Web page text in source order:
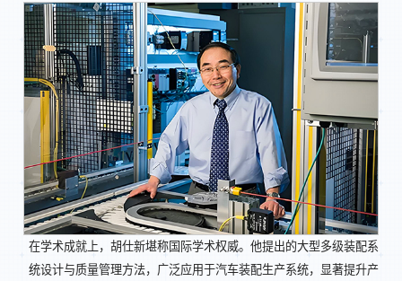
在学术成就上，胡仕新堪称国际学术权威。他提出的大型多级装配系
统设计与质量管理方法，广泛应用于汽车装配生产系统，显著提升产